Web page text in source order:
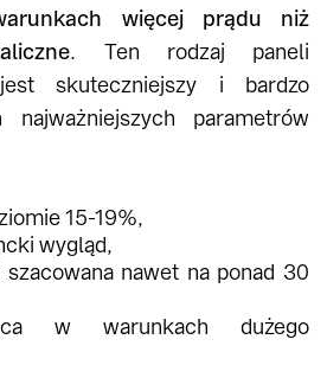
więcej prądu niż
. Ten rodzaj paneli
skuteczniejszy i bardzo
parametrów
15-19%,
wygląd,
szacowana nawet na ponad 30
w warunkach dużego